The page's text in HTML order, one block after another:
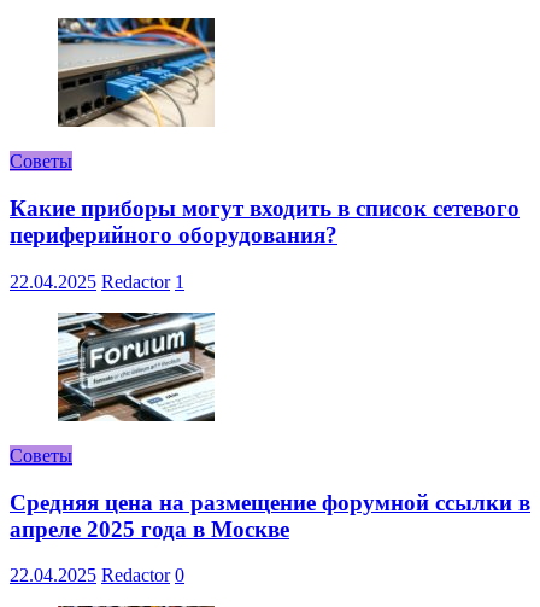
Советы
Какие приборы могут входить в список сетевого
периферийного оборудования?
22.04.2025 Redactor 1
Советы
Средняя цена на размещение форумной ссылки в
апреле 2025 года в Москве
22.04.2025 Redactor 0